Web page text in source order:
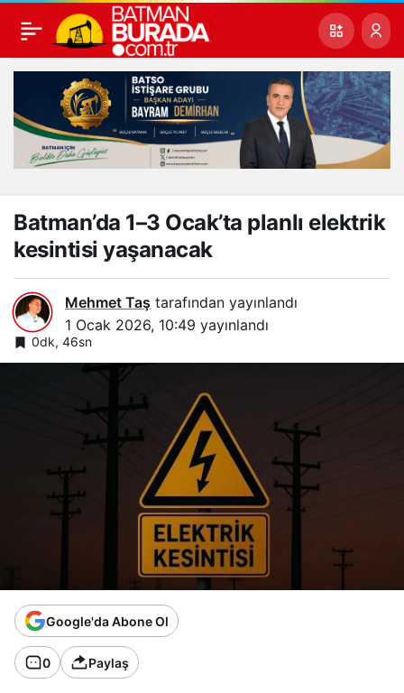
Batman’da 1–3 Ocak’ta planlı elektrik
kesintisi yaşanacak
Mehmet Taş tarafından yayınlandı
1 Ocak 2026, 10:49 yayınlandı
0dk, 46sn
Google'da Abone Ol
0 Paylaş